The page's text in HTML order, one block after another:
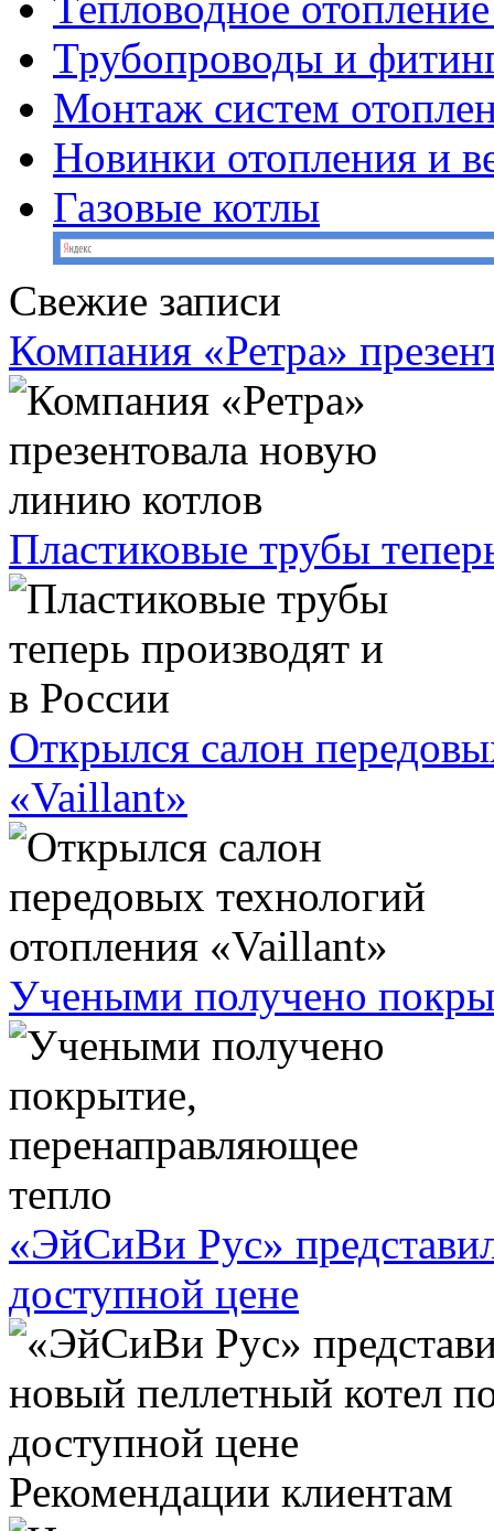
Трубопроводы и
Монтаж систем
Новинки отопления и
Газовые котлы
Свежие записи
Компания «Ретра»
Пластиковые трубы
Открылся салон
«Vaillant»
Учеными получено
«ЭйСиВи Рус»
доступной цене
Рекомендации клиентам